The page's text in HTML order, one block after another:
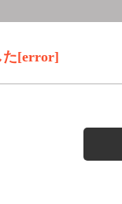
た[error]